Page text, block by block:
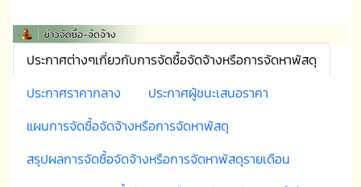
ประกาศต่างๆเกี่ยวกับการจัดซื้อจัดจ้างหรือการจัดหาพัสดุ
ประกาศราคากลาง
ประกาศผู้ชนะเสนอราคา
แผนการจัดซื้อจัดจ้างหรือการจัดหาพัสดุ
สรุปผลการจัดซื้อจัดจ้างหรือการจัดหาพัสดุรายเดือน